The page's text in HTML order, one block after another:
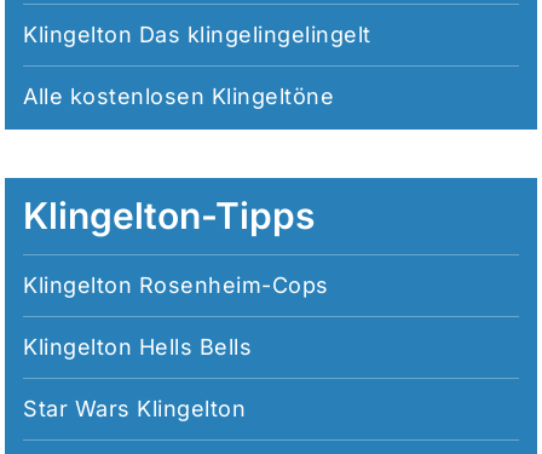
Klingelton Das klingelingelingelt
Alle kostenlosen Klingeltöne
Klingelton-Tipps
Klingelton Rosenheim-Cops
Klingelton Hells Bells
Star Wars Klingelton